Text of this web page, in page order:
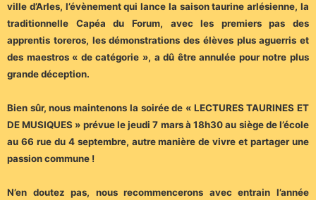
ville d’Arles, l’évènement qui lance la saison taurine arlésienne, la
traditionnelle Capéa du Forum, avec les premiers pas des
apprentis toreros, les démonstrations des élèves plus aguerris et
des maestros « de catégorie », a dû être annulée pour notre plus
grande déception.
Bien sûr, nous maintenons la soirée de « LECTURES TAURINES ET
DE MUSIQUES » prévue le jeudi 7 mars à 18h30 au siège de l’école
au 66 rue du 4 septembre, autre manière de vivre et partager une
passion commune !
N’en doutez pas, nous recommencerons avec entrain l’année